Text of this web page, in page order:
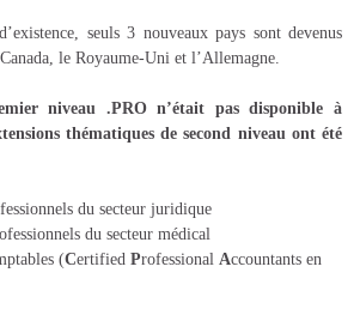
seuls 3 nouveaux pays sont devenus
le Royaume-Uni et l’Allemagne.
niveau .PRO n’était pas disponible à
thématiques de second niveau ont été
du secteur juridique
du secteur médical
(Certified Professional Accountants en